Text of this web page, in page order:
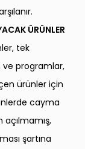
ÜRÜNLER
tek
ve programlar,
ürünler için
cayma
açılmamış,
şartına